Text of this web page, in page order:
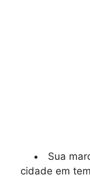
Sua
cidade em